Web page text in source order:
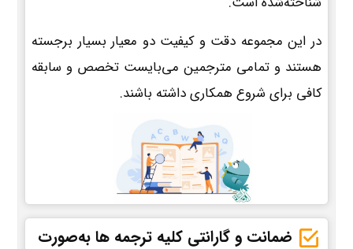
در این مجموعه دقت و کیفیت دو معیار بسیار برجسته
هستند و تمامی مترجمین می‌بایست تخصص و سابقه
کافی برای شروع همکاری داشته باشند.
ضمانت و گارانتی کلیه ترجمه ها به‌صورت